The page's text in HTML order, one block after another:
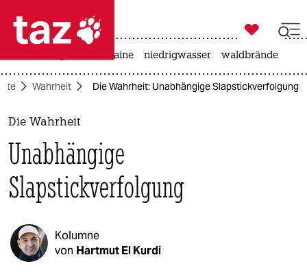
 taz zahl ich
taz zahl ich
themen
politik
öko
kultur

taz zahl ich
krieg in der ukraine niedrigwasser waldbrände
Wahrheit Die Wahrheit: Unabhängige Slapstickverfolgung
Die Wahrheit
Unabhängige
Slapstickverfolgung
Kolumne
von Hartmut El Kurdi